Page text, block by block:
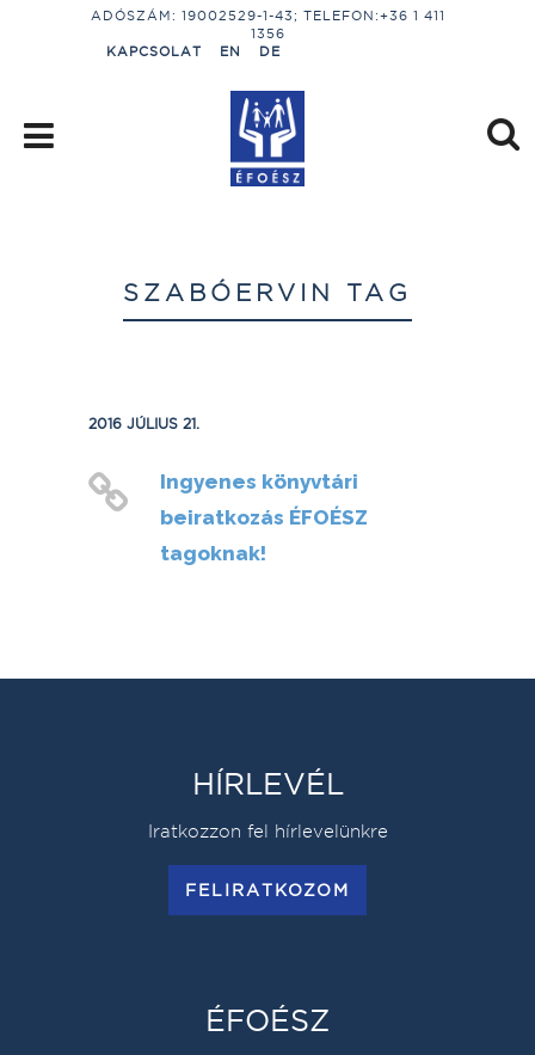
ADÓSZÁM: 19002529-1-43; TELEFON:+36 1 411
1356
KAPCSOLAT
EN DE
SZABÓERVIN TAG
2016 JÚLIUS 21.
Ingyenes könyvtári
beiratkozás ÉFOÉSZ
tagoknak!
HÍRLEVÉL
Iratkozzon fel hírlevelünkre
FELIRATKOZOM
ÉFOÉSZ